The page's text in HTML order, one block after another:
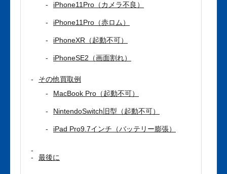
iPhone11Pro（カメラ不良）
iPhone11Pro（赤ロム）
iPhoneXR（起動不可）
iPhoneSE2（画面割れ）
その他買取例
MacBook Pro（起動不可）
NintendoSwitch旧型（起動不可）
iPad Pro9.7インチ（バッテリー膨張）
最後に